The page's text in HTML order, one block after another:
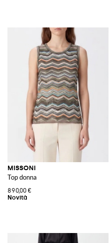
MISSONI
Top donna
890,00 €